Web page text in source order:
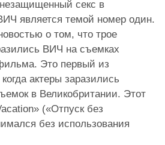
секс в
является темой номер один.
о том, что трое
ВИЧ на съемках
Это первый из
актеры заразились
в Великобритании. Этот
(«Отпуск без
без использования